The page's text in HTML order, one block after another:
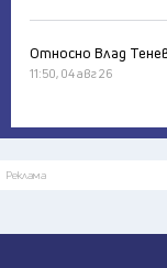
Относно Влад
11:50, 04 авг 26
Реклама